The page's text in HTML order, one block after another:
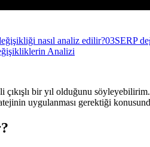
nasıl analiz edilir?03SERP
Analizi
çıkışlı bir yıl olduğunu
uygulanması gerektiği